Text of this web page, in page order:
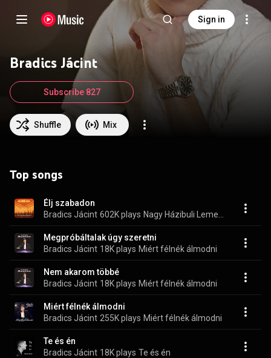
Sign in
Bradics Jácint
Shuffle Mix
Subscribe 827
Top songs
Élj szabadon
Bradics Jácint 602K plays
Megpróbáltalak úgy szeretni
Bradics Jácint 18K plays Miért félnék álmodni
Nem akarom többé
Bradics Jácint 18K plays Miért félnék álmodni
Miért félnék álmodni
Bradics Jácint 255K plays Miért félnék álmodni
Te és én
Bradics Jácint 18K plays Te és én